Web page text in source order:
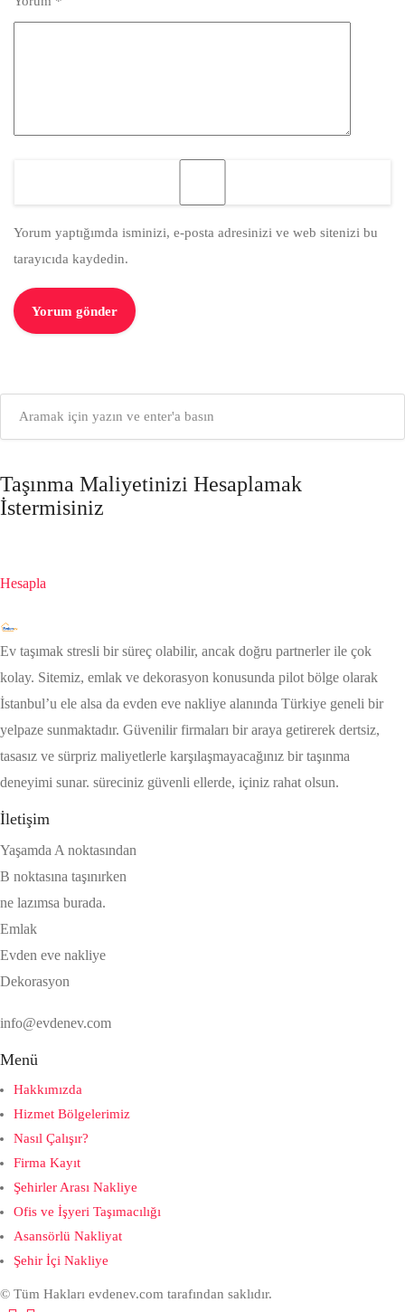
Yorum yaptığımda isminizi, e-posta adresinizi ve web sitenizi bu
tarayıcıda kaydedin.
Taşınma Maliyetinizi Hesaplamak
İstermisiniz
Hesapla
Ev taşımak stresli bir süreç olabilir, ancak doğru partnerler ile çok
kolay. Sitemiz, emlak ve dekorasyon konusunda pilot bölge olarak
İstanbul’u ele alsa da evden eve nakliye alanında Türkiye geneli bir
yelpaze sunmaktadır. Güvenilir firmaları bir araya getirerek dertsiz,
tasasız ve sürpriz maliyetlerle karşılaşmayacağınız bir taşınma
deneyimi sunar. süreciniz güvenli ellerde, içiniz rahat olsun.
İletişim
Yaşamda A noktasından
B noktasına taşınırken
ne lazımsa burada.
Emlak
Evden eve nakliye
Dekorasyon
info@evdenev.com
Menü
Hakkımızda
Hizmet Bölgelerimiz
Nasıl Çalışır?
Firma Kayıt
Şehirler Arası Nakliye
Ofis ve İşyeri Taşımacılığı
Asansörlü Nakliyat
Şehir İçi Nakliye
© Tüm Hakları evdenev.com tarafından saklıdır.